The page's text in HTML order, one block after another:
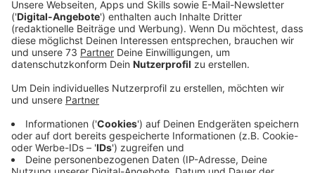
Anzeige
Versuchter Raubüberfall am Rande der
Anzeige